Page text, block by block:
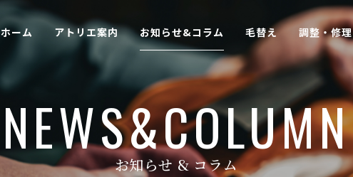
ホーム アトリエ案内 お知らせ&コラム 毛替え 調整・修理
NEWS&COLUMN
お知らせ & コラム